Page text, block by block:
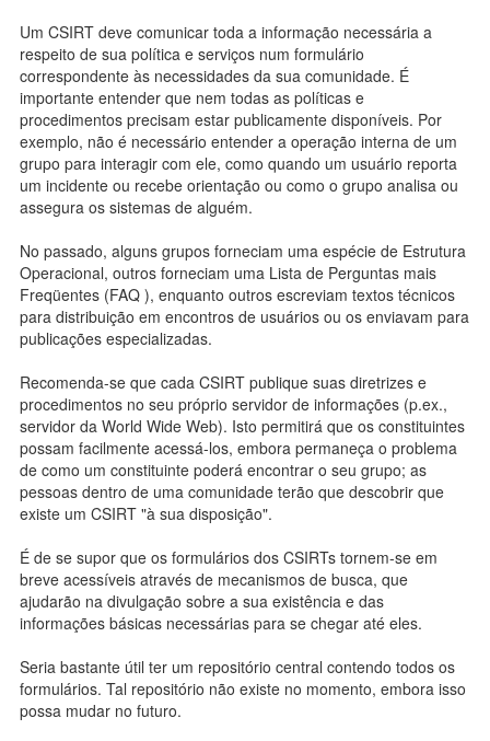
Um CSIRT deve comunicar toda a informação necessária a
respeito de sua política e serviços num formulário
correspondente às necessidades da sua comunidade. É
importante entender que nem todas as políticas e
procedimentos precisam estar publicamente disponíveis. Por
exemplo, não é necessário entender a operação interna de um
grupo para interagir com ele, como quando um usuário reporta
um incidente ou recebe orientação ou como o grupo analisa ou
assegura os sistemas de alguém.
No passado, alguns grupos forneciam uma espécie de Estrutura
Operacional, outros forneciam uma Lista de Perguntas mais
Freqüentes (FAQ ), enquanto outros escreviam textos técnicos
para distribuição em encontros de usuários ou os enviavam para
publicações especializadas.
Recomenda-se que cada CSIRT publique suas diretrizes e
procedimentos no seu próprio servidor de informações (p.ex.,
servidor da World Wide Web). Isto permitirá que os constituintes
possam facilmente acessá-los, embora permaneça o problema
de como um constituinte poderá encontrar o seu grupo; as
pessoas dentro de uma comunidade terão que descobrir que
existe um CSIRT "à sua disposição".
É de se supor que os formulários dos CSIRTs tornem-se em
breve acessíveis através de mecanismos de busca, que
ajudarão na divulgação sobre a sua existência e das
informações básicas necessárias para se chegar até eles.
Seria bastante útil ter um repositório central contendo todos os
formulários. Tal repositório não existe no momento, embora isso
possa mudar no futuro.